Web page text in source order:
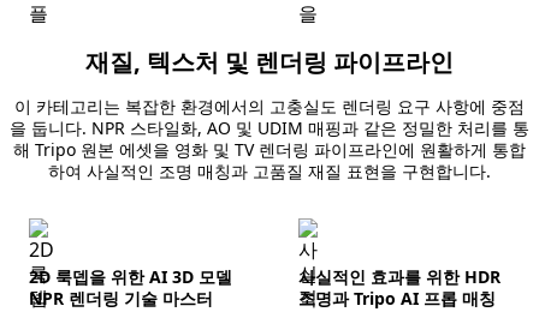
향상시킵니다.
비도를 빠르게 향상시킵니다.
재질, 텍스처 및 렌더링 파이프라인
이 카테고리는 복잡한 환경에서의 고충실도 렌더링 요구 사항에 중점
을 둡니다. NPR 스타일화, AO 및 UDIM 매핑과 같은 정밀한 처리를 통
해 Tripo 원본 에셋을 영화 및 TV 렌더링 파이프라인에 원활하게 통합
하여 사실적인 조명 매칭과 고품질 재질 표현을 구현합니다.
2D 룩뎁을 위한 AI 3D 모델
NPR 렌더링 기술 마스터
사실적인 효과를 위한 HDR
조명과 Tripo AI 프롭 매칭